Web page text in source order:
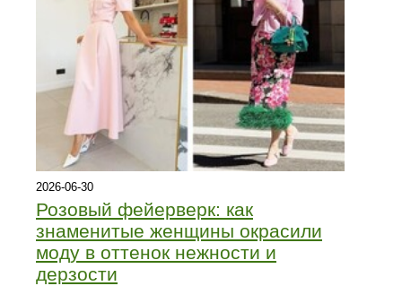
2026-06-30
Розовый фейерверк: как
знаменитые женщины окрасили
моду в оттенок нежности и
дерзости